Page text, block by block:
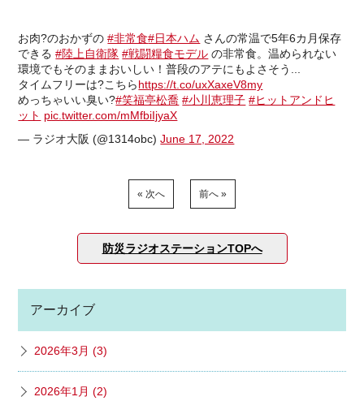
お肉?のおかずの#非常食#日本ハム さんの常温で5年6カ月保存
できる#陸上自衛隊 #戦闘糧食モデル の非常食。温められない
環境でもそのままおいしい！普段のアテにもよさそう...
タイムフリーは?こちらhttps://t.co/uxXaxeV8my
めっちゃいい臭い?#笑福亭松喬 #小川恵理子 #ヒットアンドヒ
ット pic.twitter.com/mMfbiIjyaX
— ラジオ大阪 (@1314obc)June 17, 2022
« 次へ 前へ »
防災ラジオステーションTOPへ
アーカイブ
2026年3月 (3)
2026年1月 (2)